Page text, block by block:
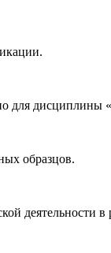
дисциплины
образцов.
деятельности